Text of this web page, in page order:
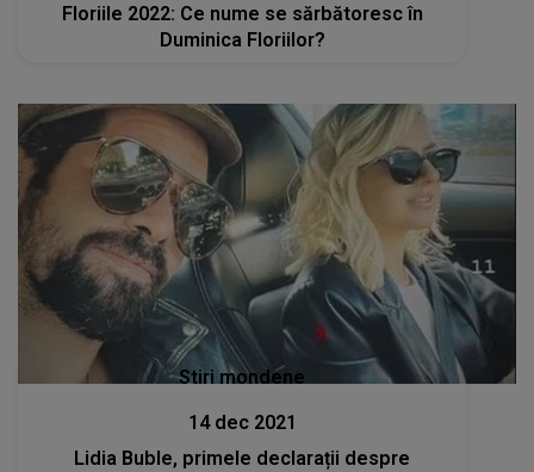
Floriile 2022: Ce nume se sărbătoresc în
Duminica Floriilor?
Stiri mondene
14 dec 2021
Lidia Buble, primele declarații despre